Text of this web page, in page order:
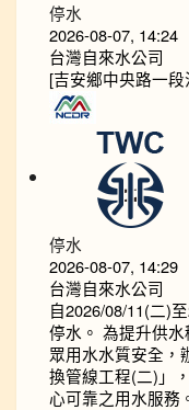
停水
2026-08-07, 14:24
台灣自來水公司
[吉安鄉中央路一
停水
2026-08-07, 14:29
台灣自來水公司
自2026/08/11(二)
停水。 為提升供
眾用水水質安全，
換管線工程(二)」
心可靠之用水服務